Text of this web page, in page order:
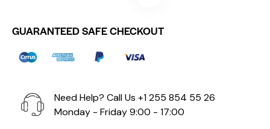
GUARANTEED SAFE CHECKOUT
Need Help? Call Us +1 255 854 55 26
Monday - Friday 9:00 - 17:00